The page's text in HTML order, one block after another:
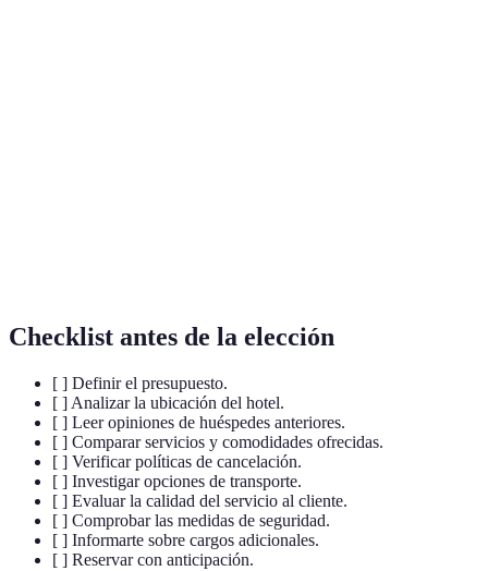
Checklist antes de la elección
[ ] Definir el presupuesto.
[ ] Analizar la ubicación del hotel.
[ ] Leer opiniones de huéspedes anteriores.
[ ] Comparar servicios y comodidades ofrecidas.
[ ] Verificar políticas de cancelación.
[ ] Investigar opciones de transporte.
[ ] Evaluar la calidad del servicio al cliente.
[ ] Comprobar las medidas de seguridad.
[ ] Informarte sobre cargos adicionales.
[ ] Reservar con anticipación.